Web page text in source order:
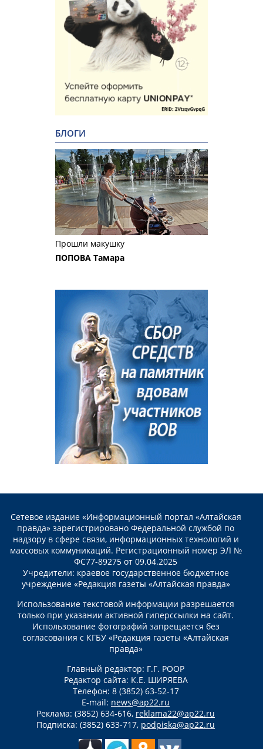
БЛОГИ
Прошли макушку
ПОПОВА Тамара
Сетевое издание «Информационный портал «Алтайская
правда» зарегистрировано Федеральной службой по
надзору в сфере связи, информационных технологий и
массовых коммуникаций. Регистрационный номер ЭЛ №
ФС77-89275 от 09.04.2025
Учредители: краевое государственное бюджетное
учреждение «Редакция газеты «Алтайская правда»
Использование текстовой информации разрешается
только при указании активной гиперссылки на сайт.
Использование фотографий запрещается без
согласования с КГБУ «Редакция газеты «Алтайская
правда»
Главный редактор: Г.Г. РООР
Редактор сайта: К.Е. ШИРЯЕВА
Телефон: 8 (3852) 63-52-17
E-mail: news@ap22.ru
Реклама: (3852) 634-616, reklama22@ap22.ru
Подписка: (3852) 633-717, podpiska@ap22.ru